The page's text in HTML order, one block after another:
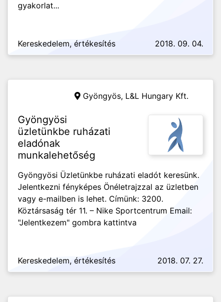
gyakorlat...
Kereskedelem, értékesítés 2018. 09. 04.
Gyöngyös, L&L Hungary Kft.
Gyöngyösi
üzletünkbe ruházati
eladónak
munkalehetőség
Gyöngyösi Üzletünkbe ruházati eladót keresünk.
Jelentkezni fényképes Önéletrajzzal az üzletben
vagy e-mailben is lehet. Címünk: 3200.
Köztársaság tér 11. – Nike Sportcentrum Email:
"Jelentkezem" gombra kattintva
Kereskedelem, értékesítés 2018. 07. 27.